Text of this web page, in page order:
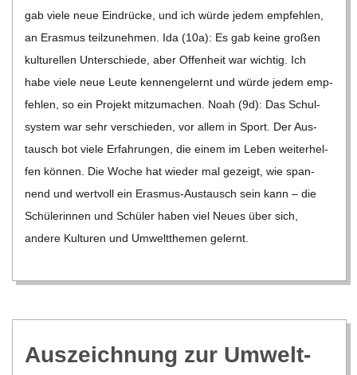
gab viele neue Ein­drü­cke, und ich würde jedem emp­feh­len,
an Eras­mus teil­zu­neh­men. Ida (10a): Es gab keine gro­ßen
kul­tu­rel­len Unter­schiede, aber Offen­heit war wich­tig. Ich
habe viele neue Leute ken­nen­ge­lernt und würde jedem emp­
feh­len, so ein Pro­jekt mit­zu­ma­chen. Noah (9d): Das Schul­
sys­tem war sehr ver­schie­den, vor allem in Sport. Der Aus­
tausch bot viele Erfah­run­gen, die einem im Leben wei­ter­hel­
fen kön­nen. Die Woche hat wie­der mal gezeigt, wie span­
nend und wert­voll ein Eras­­mus-Aus­­­tausch sein kann – die
Schü­le­rin­nen und Schü­ler haben viel Neues über sich,
andere Kul­tu­ren und Umwelt­the­men gelernt.
Aus­zeich­nung zur Umwelt­